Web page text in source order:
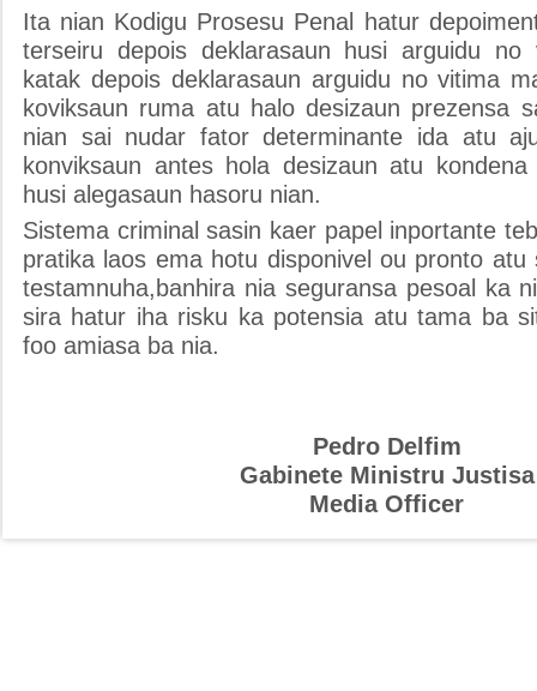
Ita nian Kodigu Prosesu Penal hatur
terseiru depois deklarasaun husi arguidu no
katak depois deklarasaun arguidu no vitima
koviksaun ruma atu halo desizaun prezensa
nian sai nudar fator determinante ida atu
konviksaun antes hola desizaun atu
husi alegasaun hasoru nian.
Sistema criminal sasin kaer papel inportante
pratika laos ema hotu disponivel ou pronto
testamnuha,banhira nia seguransa pesoal ka
sira hatur iha risku ka potensia atu tama ba
foo amiasa ba nia.
Pedro Delfim
Gabinete Ministru Justisa
Media Officer